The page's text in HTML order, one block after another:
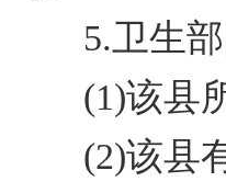
5.卫生部
(1)该县所
(2)该县有